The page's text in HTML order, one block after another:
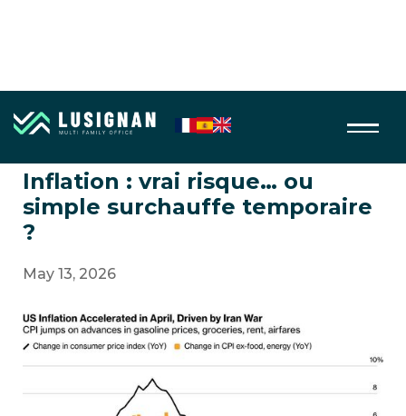
Macro économie
Inflation : vrai risque… ou
simple surchauffe temporaire
?
May 13, 2026